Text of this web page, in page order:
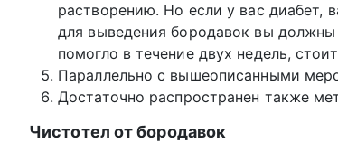
растворению. Но если у вас диабет,
для выведения бородавок вы
помогло в течение двух недель,
Параллельно с вышеописанными
Достаточно распространен также
Чистотел от бородавок